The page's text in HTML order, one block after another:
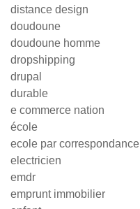
distance design
doudoune
doudoune homme
dropshipping
drupal
durable
e commerce nation
école
ecole par correspondance
electricien
emdr
emprunt immobilier